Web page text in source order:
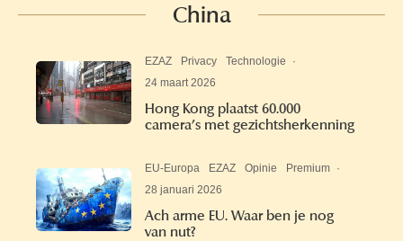
China
EZAZ Privacy Technologie
·
24 maart 2026
Hong Kong plaatst 60.000
camera’s met gezichtsherkenning
EU-Europa EZAZ Opinie Premium ·
28 januari 2026
Ach arme EU. Waar ben je nog
van nut?